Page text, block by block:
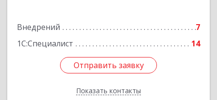
Внедрений
7
1С:Специалист
14
Отправить заявку
Показать контакты
Отправить заявку
Назад